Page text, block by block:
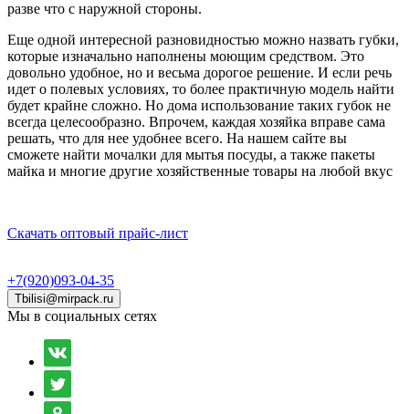
разве что с наружной стороны.
Еще одной интересной разновидностью можно назвать губки,
которые изначально наполнены моющим средством. Это
довольно удобное, но и весьма дорогое решение. И если речь
идет о полевых условиях, то более практичную модель найти
будет крайне сложно. Но дома использование таких губок не
всегда целесообразно. Впрочем, каждая хозяйка вправе сама
решать, что для нее удобнее всего. На нашем сайте вы
сможете найти мочалки для мытья посуды, а также пакеты
майка и многие другие хозяйственные товары на любой вкус
Скачать оптовый прайс-лист
+7(920)093-04-35
Tbilisi@mirpack.ru
Мы в социальных сетях